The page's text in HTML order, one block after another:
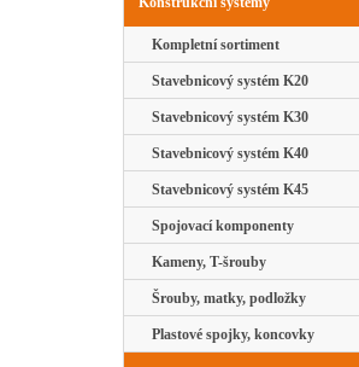
Kompletní sortiment
Stavebnicový systém K20
Stavebnicový systém K30
Stavebnicový systém K40
Stavebnicový systém K45
Spojovací komponenty
Kameny, T-šrouby
Šrouby, matky, podložky
Plastové spojky, koncovky